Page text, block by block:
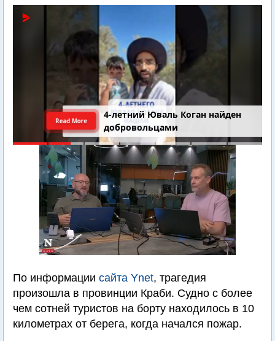
4-летний Юваль Коган найден
добровольцами
Read More
По информации сайта Ynet, трагедия
произошла в провинции Краби. Судно с более
чем сотней туристов на борту находилось в 10
километрах от берега, когда начался пожар.